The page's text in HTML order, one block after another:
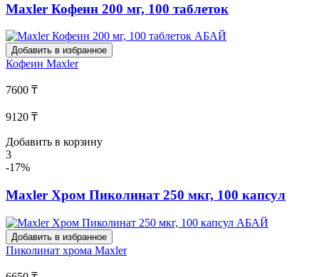
Maxler Кофеин 200 мг, 100 таблеток
Добавить в избранное
Кофеин Maxler
7600 ₸
9120 ₸
Добавить в корзину
3
-17%
Maxler Хром Пиколинат 250 мкг, 100 капсул
Добавить в избранное
Пиколинат хрома Maxler